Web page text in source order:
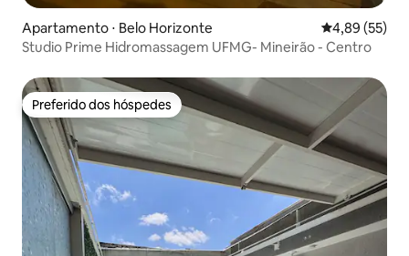
Apartamento ⋅ Belo Horizonte 4,89 de uma
4,89 (55)
Studio Prime Hidromassagem UFMG- Mineirão - Centro
Preferido dos hóspedes
Preferido dos hóspedes